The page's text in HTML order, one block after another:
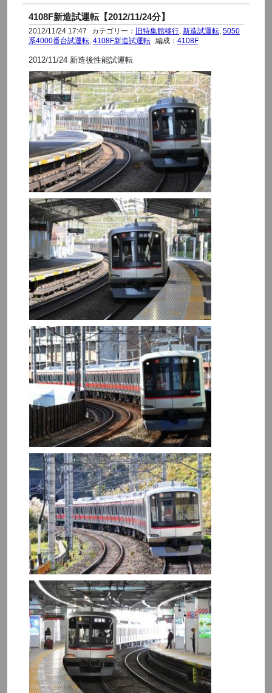
4108F新造試運転【2012/11/24分】
2012/11/24 17:47 カテゴリー： 旧特集館移行, 新造試運転, 5050
系4000番台試運転, 4108F新造試運転 編成： 4108F
2012/11/24 新造後性能試運転